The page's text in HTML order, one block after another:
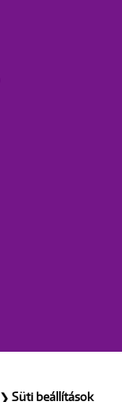
Süti beállítások